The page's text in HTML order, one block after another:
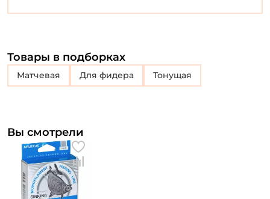
Товары в подборках
Матчевая для фидера Тонущая
Вы смотрели